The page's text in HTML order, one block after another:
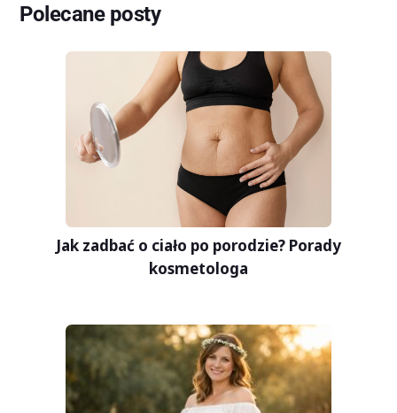
Polecane posty
Jak zadbać o ciało po porodzie? Porady
kosmetologa